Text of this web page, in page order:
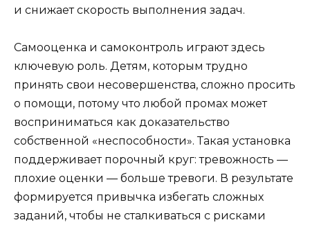
и снижает скорость выполнения задач.
Самооценка и самоконтроль играют здесь
ключевую роль. Детям, которым трудно
принять свои несовершенства, сложно просить
о помощи, потому что любой промах может
восприниматься как доказательство
собственной «неспособности». Такая установка
поддерживает порочный круг: тревожность —
плохие оценки — больше тревоги. В результате
формируется привычка избегать сложных
заданий, чтобы не сталкиваться с рисками